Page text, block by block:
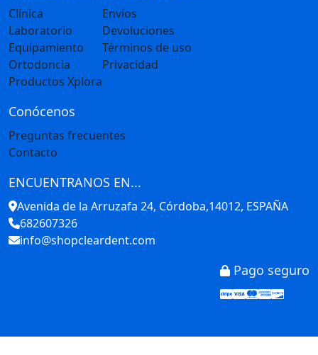
Clínica
Laboratorio
Equipamiento
Ortodoncia
Productos Xplora
Envíos
Devoluciones
Términos de uso
Privacidad
Conócenos
Preguntas frecuentes
Contacto
ENCUENTRANOS EN...
Avenida de la Arruzafa 24, Córdoba,14012, ESPAÑA
682607326
info@shopcleardent.com
Pago seguro
Stripe
Visa